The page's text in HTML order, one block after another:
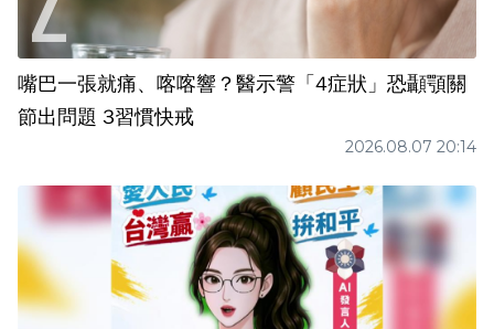
嘴巴一張就痛、喀喀響？醫示警「4症狀」恐顳顎關
節出問題 3習慣快戒
2026.08.07 20:14